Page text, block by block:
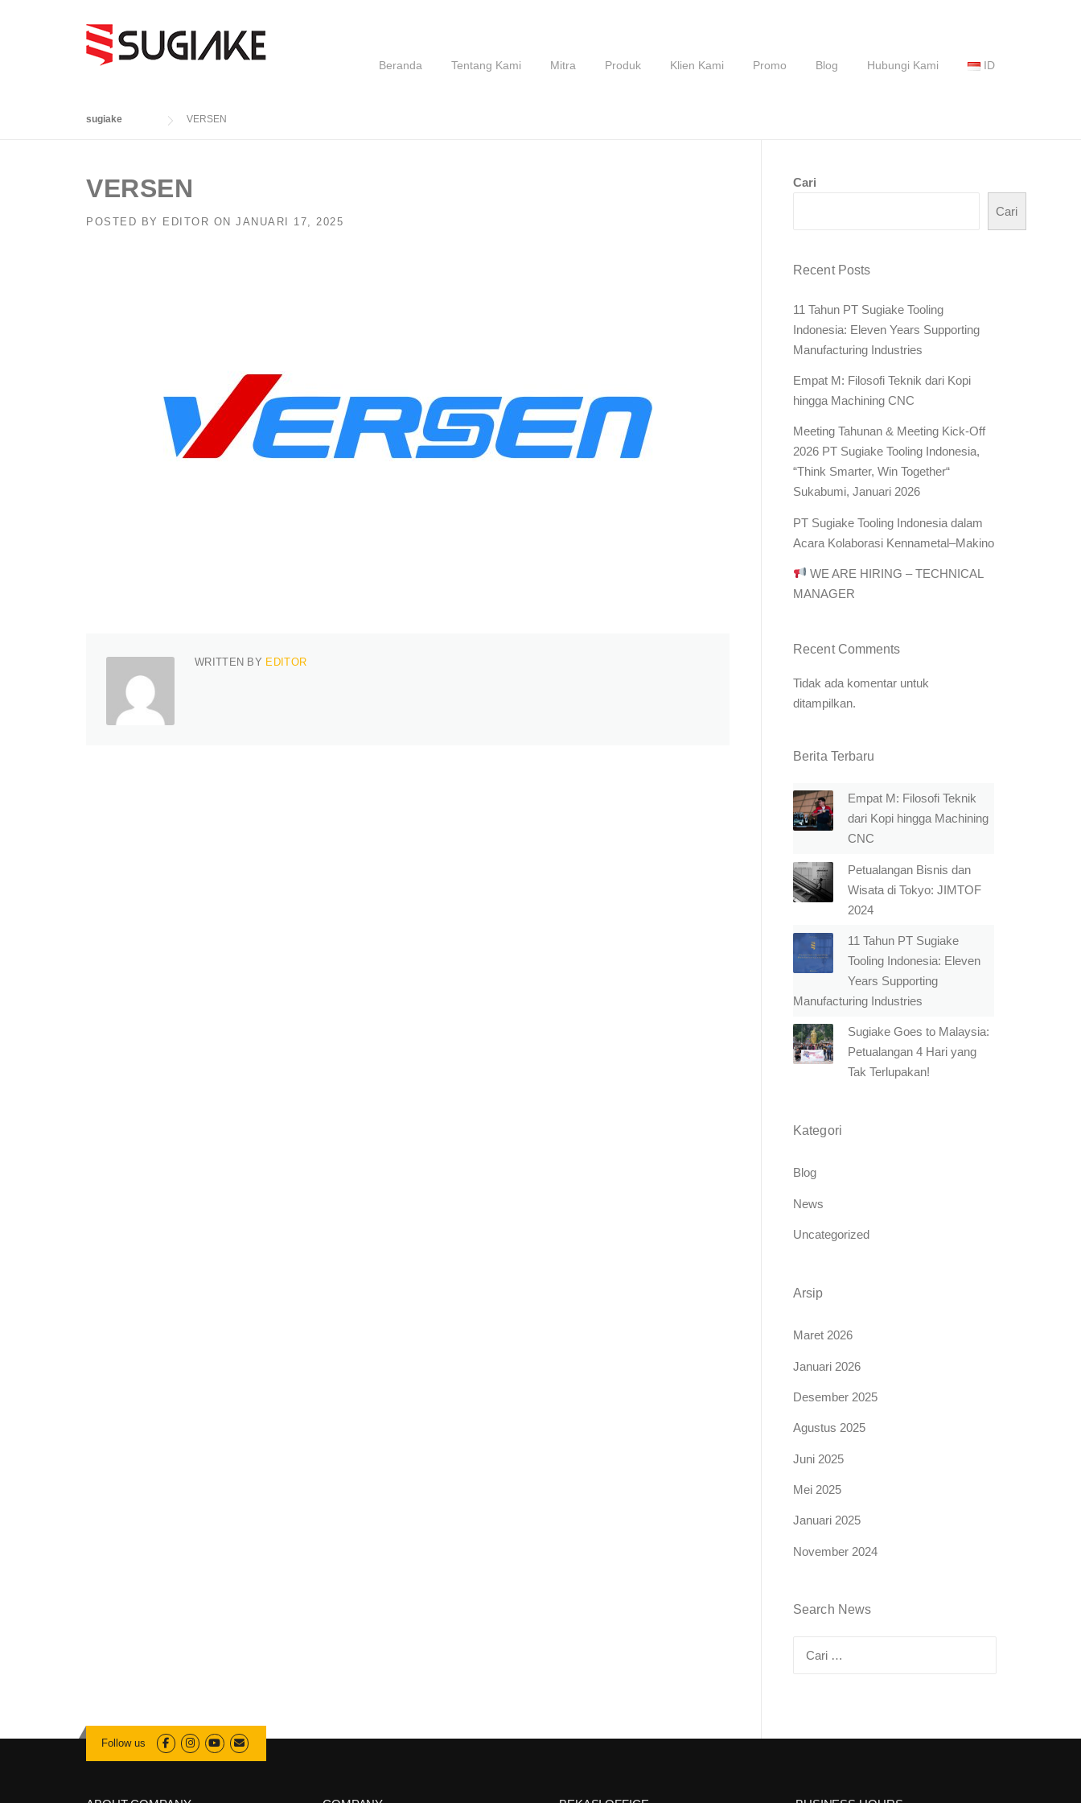
Beranda Tentang Kami Mitra Produk Klien Kami Promo Blog Hubungi Kami ID
sugiake VERSEN
VERSEN
POSTED BY EDITOR ON JANUARI 17, 2025
WRITTEN BY EDITOR
Cari
Cari
Recent Posts
11 Tahun PT Sugiake Tooling
Indonesia: Eleven Years Supporting
Manufacturing Industries
Empat M: Filosofi Teknik dari Kopi
hingga Machining CNC
Meeting Tahunan & Meeting Kick-Off
2026 PT Sugiake Tooling Indonesia,
“Think Smarter, Win Together“
Sukabumi, Januari 2026
PT Sugiake Tooling Indonesia dalam
Acara Kolaborasi Kennametal–Makino
WE ARE HIRING – TECHNICAL
MANAGER
Recent Comments
Tidak ada komentar untuk
ditampilkan.
Berita Terbaru
Empat M: Filosofi Teknik
dari Kopi hingga Machining
CNC
Petualangan Bisnis dan
Wisata di Tokyo: JIMTOF
2024
11 Tahun PT Sugiake
Tooling Indonesia: Eleven
Years Supporting
Manufacturing Industries
Sugiake Goes to Malaysia:
Petualangan 4 Hari yang
Tak Terlupakan!
Kategori
Blog
News
Uncategorized
Arsip
Maret 2026
Januari 2026
Desember 2025
Agustus 2025
Juni 2025
Mei 2025
Januari 2025
November 2024
Search News
Follow us